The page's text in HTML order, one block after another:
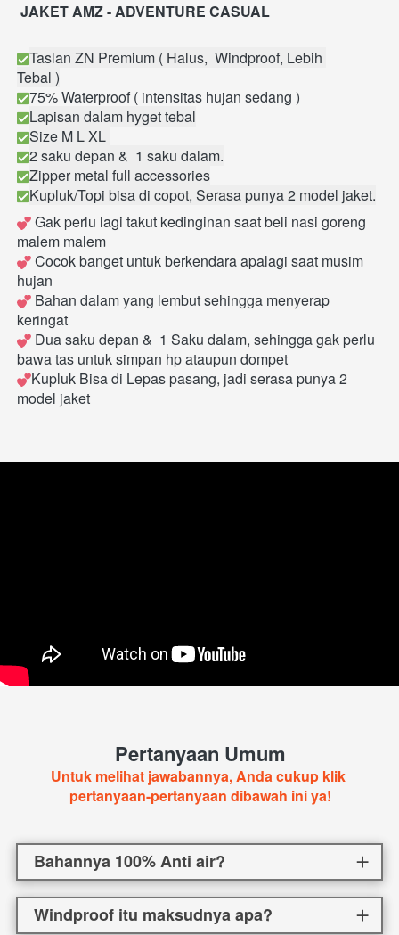
JAKET AMZ - ADVENTURE CASUAL
Taslan ZN Premium ( Halus,  Windproof, Lebih
Tebal )
75% Waterproof ( intensitas hujan sedang )
Lapisan dalam hyget tebal
Size M L XL
2 saku depan &  1 saku dalam.
Zipper metal full accessories
Kupluk/Topi bisa di copot, Serasa punya 2 model jaket.
Gak perlu lagi takut kedinginan saat beli nasi goreng
malem malem
Cocok banget untuk berkendara apalagi saat musim
hujan
Bahan dalam yang lembut sehingga menyerap
keringat
Dua saku depan &  1 Saku dalam, sehingga gak perlu
bawa tas untuk simpan hp ataupun dompet
Kupluk Bisa di Lepas pasang, jadi serasa punya 2
model jaket
Pertanyaan Umum
Untuk melihat jawabannya, Anda cukup klik
pertanyaan-pertanyaan dibawah ini ya!
Bahannya 100% Anti air?
Windproof itu maksudnya apa?